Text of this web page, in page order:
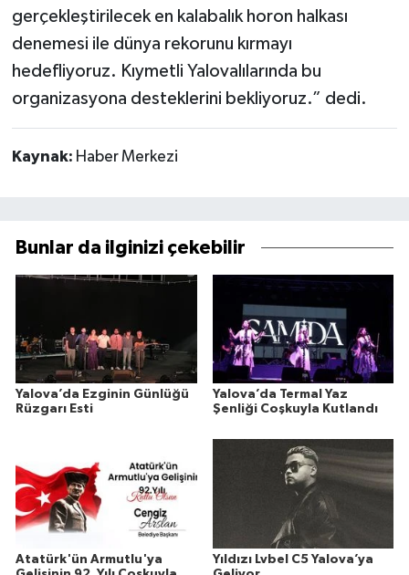
gerçekleştirilecek en kalabalık horon halkası
denemesi ile dünya rekorunu kırmayı
hedefliyoruz. Kıymetli Yalovalılarında bu
organizasyona desteklerini bekliyoruz.” dedi.
Kaynak: Haber Merkezi
Bunlar da ilginizi çekebilir
Yalova’da Ezginin Günlüğü
Rüzgarı Esti
Yalova’da Termal Yaz
Şenliği Coşkuyla Kutlandı
Atatürk'ün Armutlu'ya
Yıldızı Lvbel C5 Yalova’ya